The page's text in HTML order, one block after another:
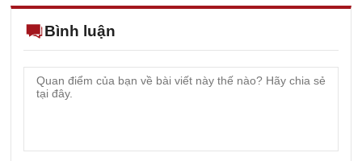
Bình luận